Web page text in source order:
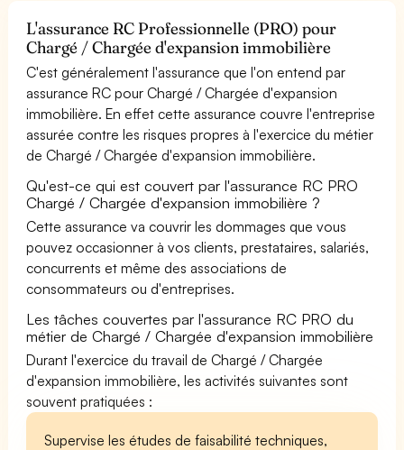
L'assurance RC Professionnelle (PRO) pour
Chargé / Chargée d'expansion immobilière
C'est généralement l'assurance que l'on entend par
assurance RC pour Chargé / Chargée d'expansion
immobilière. En effet cette assurance couvre l'entreprise
assurée contre les risques propres à l'exercice du métier
de Chargé / Chargée d'expansion immobilière.
Qu'est-ce qui est couvert par l'assurance RC PRO
Chargé / Chargée d'expansion immobilière ?
Cette assurance va couvrir les dommages que vous
pouvez occasionner à vos clients, prestataires, salariés,
concurrents et même des associations de
consommateurs ou d'entreprises.
Les tâches couvertes par l'assurance RC PRO du
métier de Chargé / Chargée d'expansion immobilière
Durant l'exercice du travail de Chargé / Chargée
d'expansion immobilière, les activités suivantes sont
souvent pratiquées :
Supervise les études de faisabilité techniques,